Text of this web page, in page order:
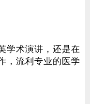
学术演讲，还是在
，流利专业的医学